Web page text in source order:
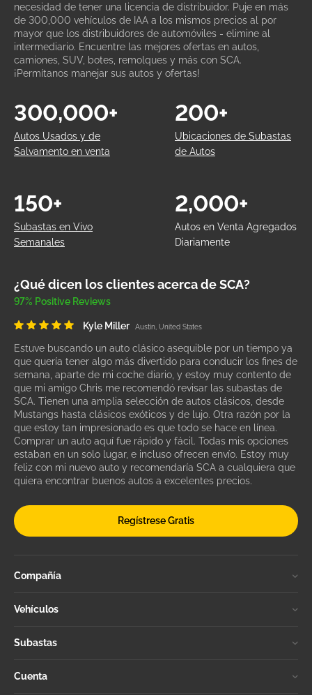
necesidad de tener una licencia de distribuidor. Puje en más
de 300,000 vehículos de IAA a los mismos precios al por
mayor que los distribuidores de automóviles - elimine al
intermediario. Encuentre las mejores ofertas en autos,
camiones, SUV, botes, remolques y más con SCA.
¡Permítanos manejar sus autos y ofertas!
Autos Usados y de
Salvamento en venta
300,000+
Ubicaciones de Subastas
de Autos
200+
Subastas en Vivo
Semanales
150+
Autos en Venta Agregados
Diariamente
2,000+
¿Qué dicen los clientes acerca de SCA?
97% Positive Reviews
Kyle Miller Austin, United States
Estuve buscando un auto clásico asequible por un tiempo ya
que quería tener algo más divertido para conducir los fines de
semana, aparte de mi coche diario, y estoy muy contento de
que mi amigo Chris me recomendó revisar las subastas de
SCA. Tienen una amplia selección de autos clásicos, desde
Mustangs hasta clásicos exóticos y de lujo. Otra razón por la
que estoy tan impresionado es que todo se hace en línea.
Comprar un auto aquí fue rápido y fácil. Todas mis opciones
estaban en un solo lugar, e incluso ofrecen envío. Estoy muy
feliz con mi nuevo auto y recomendaría SCA a cualquiera que
quiera encontrar buenos autos a excelentes precios.
Regístrese Gratis
Compañía
Vehículos
Subastas
Cuenta